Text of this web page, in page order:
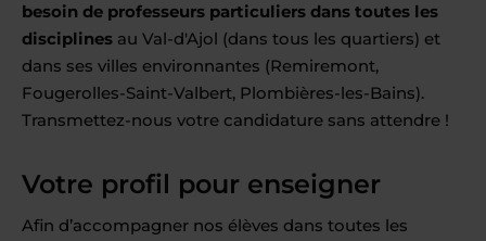
besoin de professeurs particuliers dans toutes les
disciplines au Val-d'Ajol (dans tous les quartiers) et
dans ses villes environnantes (Remiremont,
Fougerolles-Saint-Valbert, Plombières-les-Bains).
Transmettez-nous votre candidature sans attendre !
Votre profil pour enseigner
Afin d’accompagner nos élèves dans toutes les